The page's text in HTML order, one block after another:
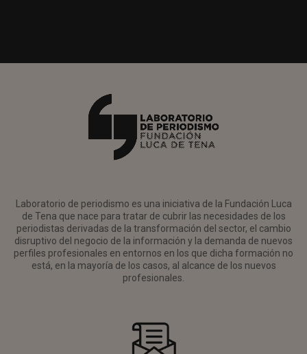
Laboratorio de periodismo es una iniciativa de la Fundación Luca
de Tena que nace para tratar de cubrir las necesidades de los
periodistas derivadas de la transformación del sector, el cambio
disruptivo del negocio de la información y la demanda de nuevos
perfiles profesionales en entornos en los que dicha formación no
está, en la mayoría de los casos, al alcance de los nuevos
profesionales.